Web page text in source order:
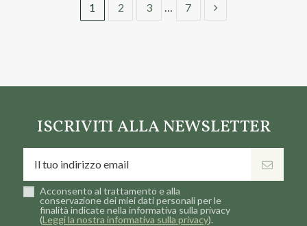
1 2 3 … 7
ISCRIVITI ALLA NEWSLETTER
Acconsento al trattamento e alla
conservazione dei miei dati personali per le
finalità indicate nella informativa sulla privacy
(Leggi la nostra informativa sulla privacy).